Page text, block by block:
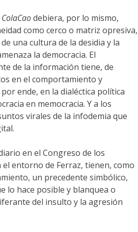
ColaCaodebiera, por lo mismo,
como cerco o matriz opresiva,
una cultura de la desidia y la
la democracia. El
de la información tiene, de
en el comportamiento y
ende, en la dialéctica política
en memocracia. Y a los
virales de la infodemia que
en el Congreso de los
entorno de Ferraz, tienen, como
un precedente simbólico,
lo hace posible y blanquea o
del insulto y la agresión